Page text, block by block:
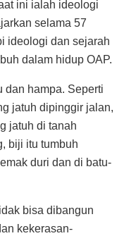
ini ialah ideologi
selama 57
ideologi dan sejarah
dalam hidup OAP.
dan hampa. Seperti
jatuh dipinggir jalan,
jatuh di tanah
biji itu tumbuh
duri dan di batu-
bisa dibangun
kekerasan-